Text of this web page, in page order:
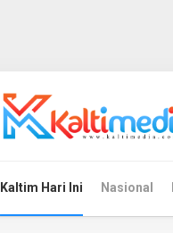
Kaltim Hari Ini Nasional